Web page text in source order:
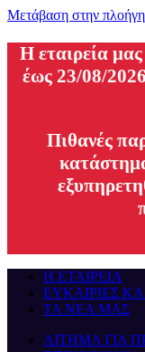
Μετάβαση στην
H εταιρεία
έως 23/08/
Πιθανές
Η ΕΤΑΙΡΕΙΑ
ΕΥΚΑΙΡΙΕΣ
ΤΑ ΝΕΑ ΜΑΣ
ΑΙΤΗΜΑ ΓΙΑ